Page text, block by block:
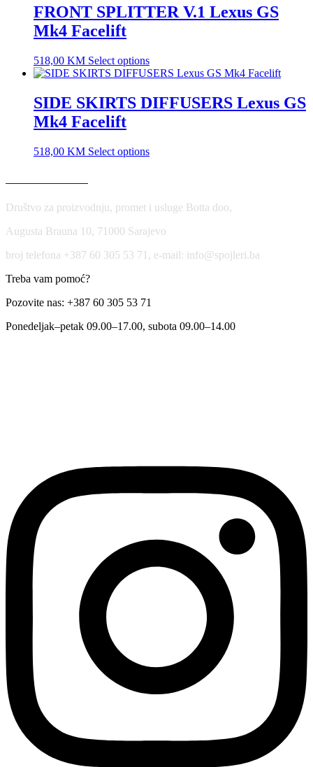
FRONT SPLITTER V.1 Lexus GS
Mk4 Facelift
518,00 KM Select options
SIDE SKIRTS DIFFUSERS Lexus GS
Mk4 Facelift
518,00 KM Select options
Društvo za proizvodnju, promet i usluge Botta doo,
Augusta Brauna 10, 71000 Sarajevo
broj telefona +387 60 305 53 71, e-mail: info@spojleri.ba
Treba vam pomoć?
Pozovite nas: +387 60 305 53 71
Ponedeljak–petak 09.00–17.00, subota 09.00–14.00